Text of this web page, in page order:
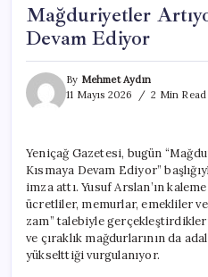
Mağduriyetler
Devam Ediyor
By Mehmet Aydın
11 Mayıs 2026
2 Min Read
Yeniçağ Gazetesi, bugün
Kısmaya Devam Ediyor”
imza attı. Yusuf Arslan’ın
ücretliler, memurlar, emekliler
zam” talebiyle
ve çıraklık mağdurlarının da
yükselttiği vurgulanıyor.